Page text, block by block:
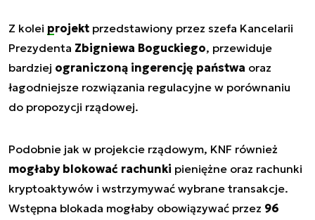
Z kolei projekt przedstawiony przez szefa Kancelarii
Prezydenta Zbigniewa Boguckiego, przewiduje
bardziej ograniczoną ingerencję państwa oraz
łagodniejsze rozwiązania regulacyjne w porównaniu
do propozycji rządowej.
Podobnie jak w projekcie rządowym, KNF również
mogłaby blokować rachunki pieniężne oraz rachunki
kryptoaktywów i wstrzymywać wybrane transakcje.
Wstępna blokada mogłaby obowiązywać przez 96